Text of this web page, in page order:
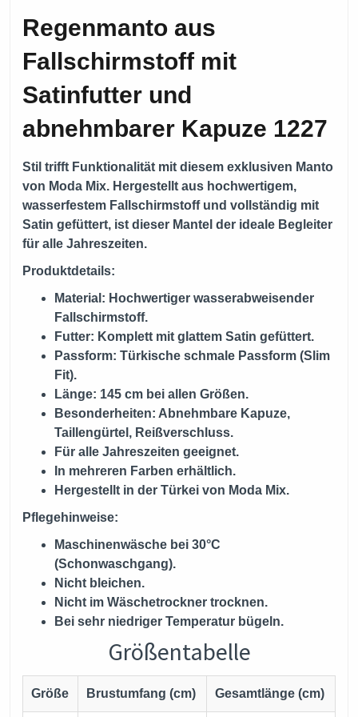
Regenmanto aus
Fallschirmstoff mit
Satinfutter und
abnehmbarer Kapuze 1227
Stil trifft Funktionalität mit diesem exklusiven Manto
von Moda Mix. Hergestellt aus hochwertigem,
wasserfestem Fallschirmstoff und vollständig mit
Satin gefüttert, ist dieser Mantel der ideale Begleiter
für alle Jahreszeiten.
Produktdetails:
Material: Hochwertiger wasserabweisender
Fallschirmstoff.
Futter: Komplett mit glattem Satin gefüttert.
Passform: Türkische schmale Passform (Slim
Fit).
Länge: 145 cm bei allen Größen.
Besonderheiten: Abnehmbare Kapuze,
Taillengürtel, Reißverschluss.
Für alle Jahreszeiten geeignet.
In mehreren Farben erhältlich.
Hergestellt in der Türkei von Moda Mix.
Pflegehinweise:
Maschinenwäsche bei 30°C
(Schonwaschgang).
Nicht bleichen.
Nicht im Wäschetrockner trocknen.
Bei sehr niedriger Temperatur bügeln.
Größentabelle
Größe Brustumfang (cm) Gesamtlänge (cm)